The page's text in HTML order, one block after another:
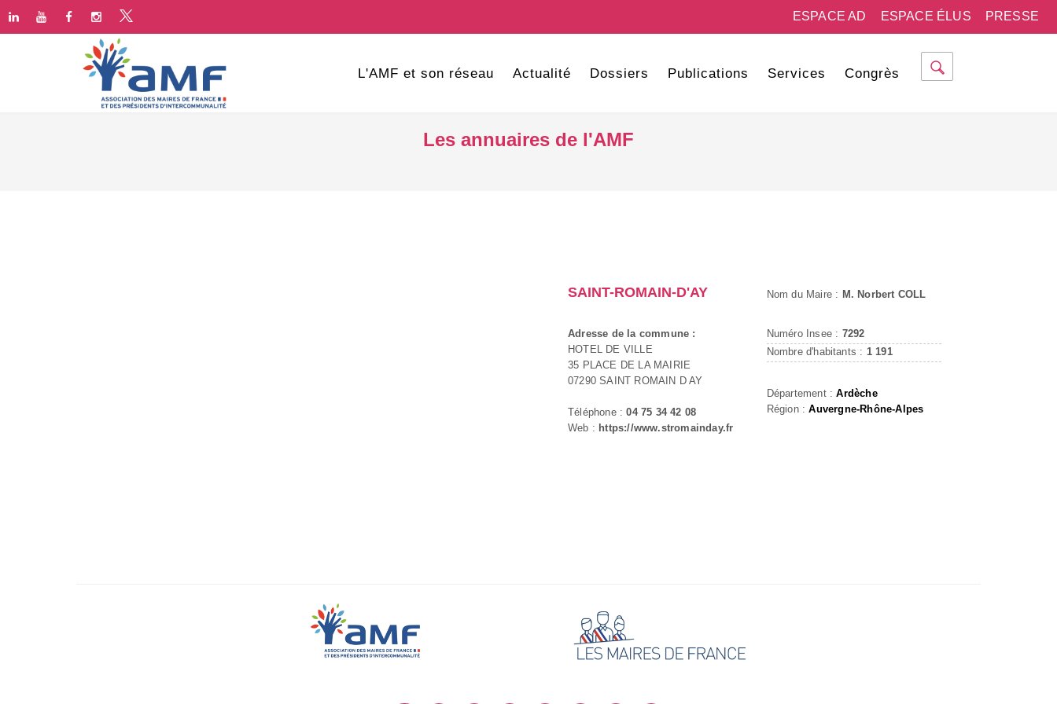
PRESSE
ESPACE ÉLUS
ESPACE AD
L'AMF et son réseau Actualité Dossiers Publications Services Congrès
Les annuaires de l'AMF
SAINT-ROMAIN-D'AY
Adresse de la commune :
HOTEL DE VILLE
35 PLACE DE LA MAIRIE
07290 SAINT ROMAIN D AY
Téléphone :04 75 34 42 08
Web : https://www.stromainday.fr
Nom du Maire : M. Norbert COLL
Numéro Insee : 7292
Nombre d'habitants : 1 191
Département :Ardèche
Région :Auvergne-Rhône-Alpes